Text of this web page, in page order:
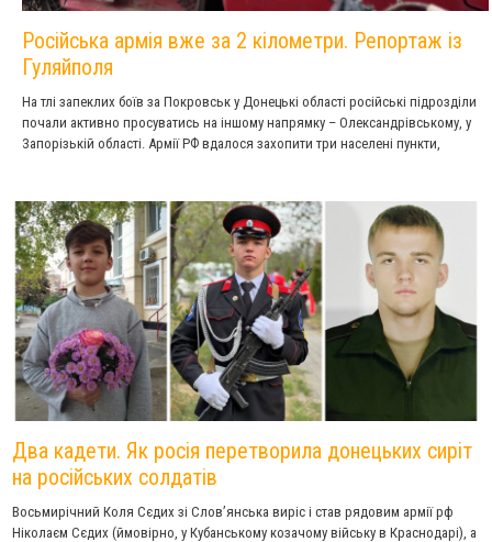
Російська армія вже за 2 кілометри. Репортаж із
Гуляйполя
На тлі запеклих боїв за Покровськ у Донецькі області російські підрозділи
почали активно просуватись на іншому напрямку – Олександрівському, у
Запорізькій області. Армії РФ вдалося захопити три населені пункти,
заявили про відхід українських військових із позицій біля населених
пунктів Новоуспенівське, Нове, Охотниче, Успенівка, Новомиколаївка у
Запорізькій області.
Два кадети. Як росія перетворила донецьких сиріт
на російських солдатів
Восьмирічний Коля Сєдих зі Слов’янська виріс і став рядовим армії рф
Ніколаєм Сєдих (ймовірно, у Кубанському козачому війську в Краснодарі), а